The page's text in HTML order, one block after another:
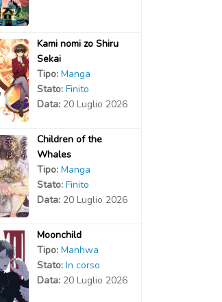
Kami nomi zo Shiru
Sekai
Tipo: Manga
Stato: Finito
Data: 20 Luglio 2026
Children of the
Whales
Tipo: Manga
Stato: Finito
Data: 20 Luglio 2026
Moonchild
Tipo: Manhwa
Stato: In corso
Data: 20 Luglio 2026